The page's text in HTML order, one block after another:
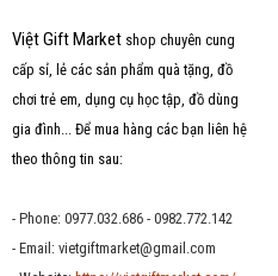
Việt Gift Marketshop chuyên cung
cấp sỉ, lẻ các sản phẩm quà tặng, đồ
chơi trẻ em, dụng cụ học tập, đồ dùng
gia đình... Để mua hàng các bạn liên hệ
theo thông tin sau:
- Phone: 0977.032.686 - 0982.772.142
- Email: vietgiftmarket@gmail.com